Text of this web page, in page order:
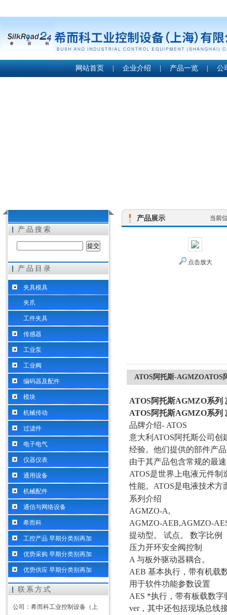
希而科工业控制设备（上海）有限公司
网站首页 | 企业介绍 | 产品一览 | 公
产品搜索
产品目录
夹具模具
夹爪
工件夹具
传感器
工业泵
工业阀
编码器及配件
模块
机械传动
过滤件
电子电气
仪器仪表
通用设备
机械配件
通信与网络设备
希而科
工控产品 早期分类别再加
优势采购 早期分类别再加
优势供应 早期分类别再加
联系方式
公司：希而科工业控制设备（上
产品展示 当前
点击放大
ATOS阿托斯-AGMZOATOS
ATOS阿托斯AGMZO系列
ATOS阿托斯AGMZO系列
品牌介绍- ATOS
意大利 ATOS阿托斯公司创
经验。他们提供的部件产
由于其产品包含常规的最
ATOS是世界上电液元件
性能。ATOS是电液技术
系列介绍
AGMZO-A,
AGMZO-AEB,AGMZO-
提动型。
试点。 数字比例
压力开环安全阀控制
A 与板外驱动器耦合。
AEB 基本执行，带有机载
用于软件功能参数设置
AES *执行，带有板载数字
ver，其中还包括现场总线